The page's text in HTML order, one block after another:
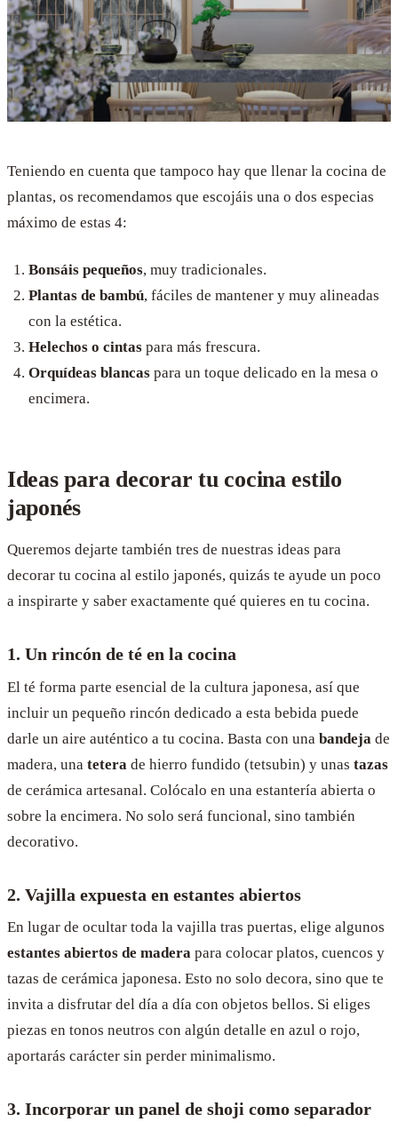
Teniendo en cuenta que tampoco hay que llenar la cocina de
plantas, os recomendamos que escojáis una o dos especias
máximo de estas 4:
Bonsáis pequeños, muy tradicionales.
Plantas de bambú, fáciles de mantener y muy alineadas
con la estética.
Helechos o cintas para más frescura.
Orquídeas blancas para un toque delicado en la mesa o
encimera.
Ideas para decorar tu cocina estilo
japonés
Queremos dejarte también tres de nuestras ideas para
decorar tu cocina al estilo japonés, quizás te ayude un poco
a inspirarte y saber exactamente qué quieres en tu cocina.
1. Un rincón de té en la cocina
El té forma parte esencial de la cultura japonesa, así que
incluir un pequeño rincón dedicado a esta bebida puede
darle un aire auténtico a tu cocina. Basta con una bandeja de
madera, una tetera de hierro fundido (tetsubin) y unas tazas
de cerámica artesanal. Colócalo en una estantería abierta o
sobre la encimera. No solo será funcional, sino también
decorativo.
2. Vajilla expuesta en estantes abiertos
En lugar de ocultar toda la vajilla tras puertas, elige algunos
estantes abiertos de madera para colocar platos, cuencos y
tazas de cerámica japonesa. Esto no solo decora, sino que te
invita a disfrutar del día a día con objetos bellos. Si eliges
piezas en tonos neutros con algún detalle en azul o rojo,
aportarás carácter sin perder minimalismo.
3. Incorporar un panel de shoji como separador